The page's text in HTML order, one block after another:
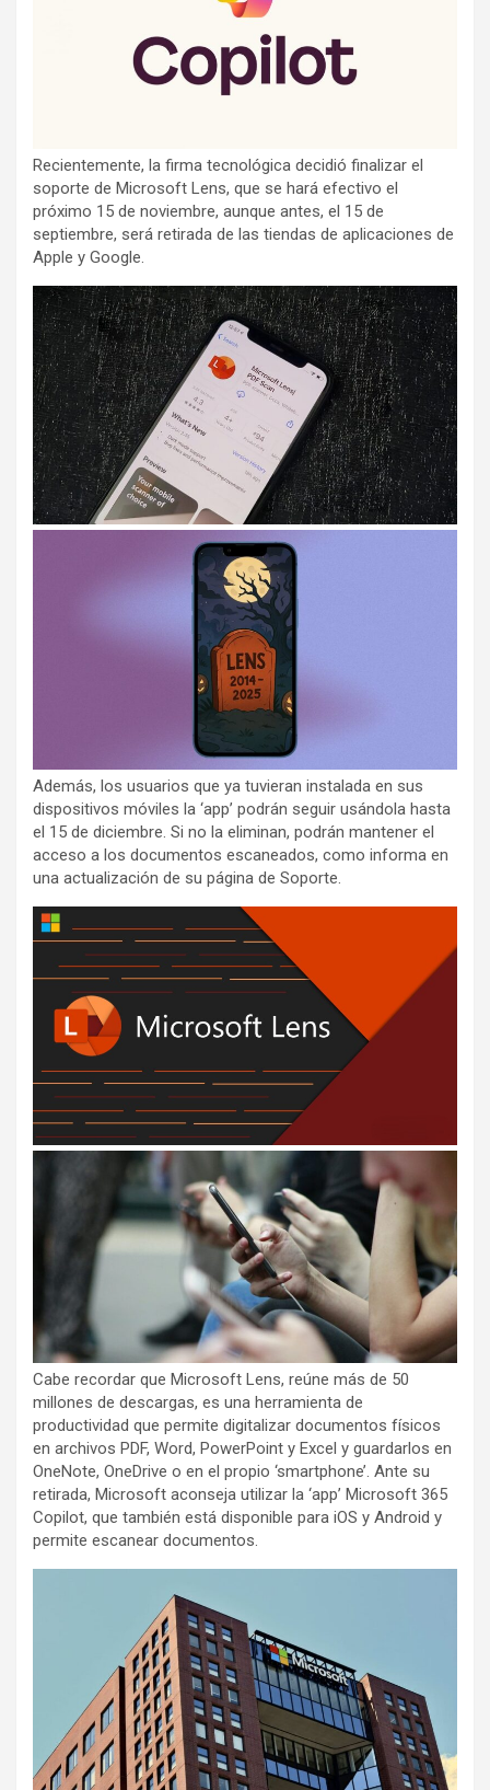
Recientemente, la firma tecnológica decidió finalizar el
soporte de Microsoft Lens, que se hará efectivo el
próximo 15 de noviembre, aunque antes, el 15 de
septiembre, será retirada de las tiendas de aplicaciones de
Apple y Google.
Además, los usuarios que ya tuvieran instalada en sus
dispositivos móviles la ‘app’ podrán seguir usándola hasta
el 15 de diciembre. Si no la eliminan, podrán mantener el
acceso a los documentos escaneados, como informa en
una actualización de su página de Soporte.
Cabe recordar que Microsoft Lens, reúne más de 50
millones de descargas, es una herramienta de
productividad que permite digitalizar documentos físicos
en archivos PDF, Word, PowerPoint y Excel y guardarlos en
OneNote, OneDrive o en el propio ‘smartphone’. Ante su
retirada, Microsoft aconseja utilizar la ‘app’ Microsoft 365
Copilot, que también está disponible para iOS y Android y
permite escanear documentos.